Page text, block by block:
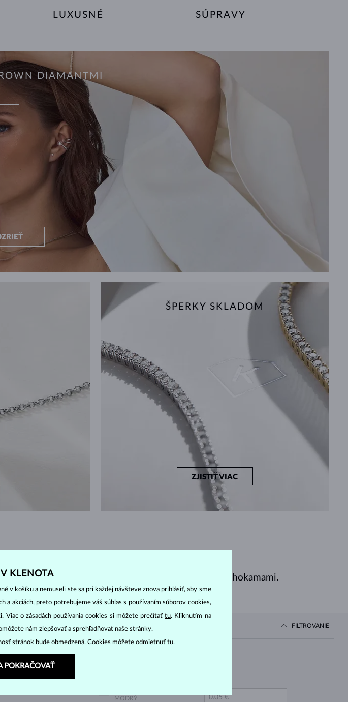
LUXUSNÉ SÚPRAVY
DIAMANTMI
ŠPERKY SKLADOM
ZJISTIŤ VIAC
dizajnom s diamantmi, smaragdmi, zafírmi a drahokamami.
5/5 FILTROVANIE
MODRÝ
KLENOTA
v košíku a nemuseli ste sa pri každej návšteve znova prihlásiť, aby sme
a akciách, preto potrebujeme váš súhlas s používaním súborov cookies,
Viac o zásadách používania cookies si môžete prečítaťtu. Kliknutím na
nám zlepšovať a sprehľadňovať naše stránky.
stránok bude obmedzená. Cookies môžete odmietnuťtu.
POKRAČOVAŤ